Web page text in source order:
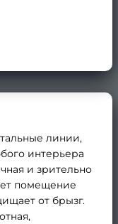
линии,
интерьера
и зрительно
помещение
от брызг.